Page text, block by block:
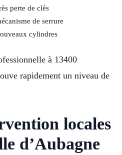
perte de clés
de serrure
cylindres
à 13400
rapidement un niveau de
locales
d’Aubagne